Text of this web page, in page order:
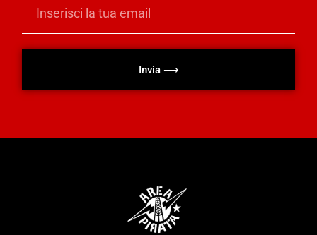
Invia ⟶